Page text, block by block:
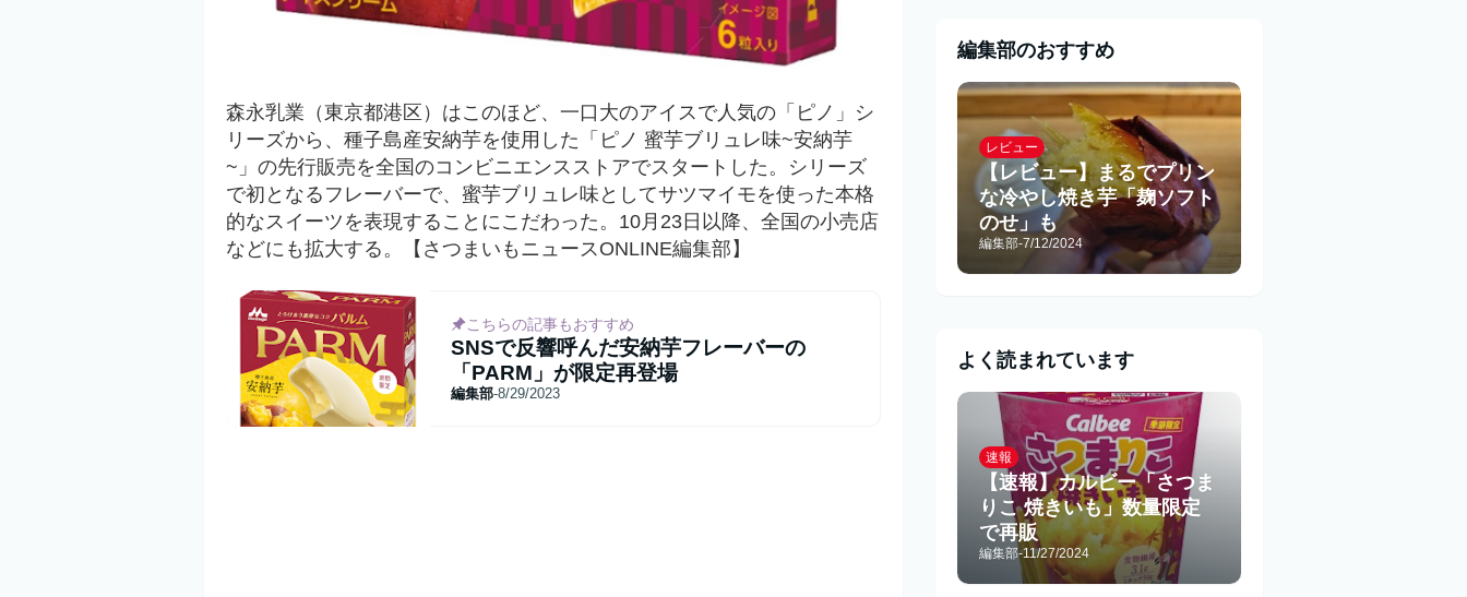
森永乳業（東京都港区）はこのほど、一口大のアイスで人気の「ピノ」シ
リーズから、種子島産安納芋を使用した「ピノ 蜜芋ブリュレ味~安納芋
~」 の先行販売を全国のコンビニエンスストアでスタートした。シリーズ
で初となるフレーバーで、蜜芋ブリュレ味としてサツマイモを使った本格
的なスイーツを表現することにこだわった。 10月23日以降、全国の小売店
などにも拡大する。
【さつまいもニュースONLINE編集部】
こちらの記事もおすすめ
SNSで反響呼んだ安納芋フレーバーの
「PARM」が限定再登場
編集部-8/29/2023
編集部のおすすめ
レビュー
【レビュー】まるでプリン
な冷やし焼き芋「麹ソフト
のせ」も
編集部-7/12/2024
よく読まれています
速報
【速報】カルビー「さつま
りこ 焼きいも」数量限定
で再販
編集部-11/27/2024